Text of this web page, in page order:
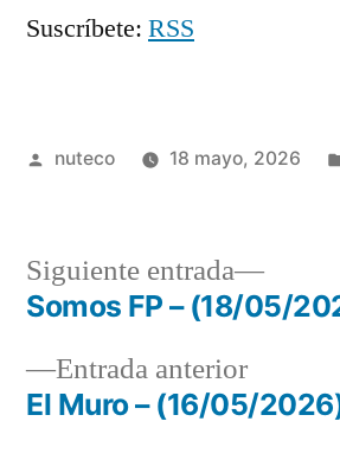
Suscríbete: RSS
Publicada
nuteco 18 mayo, 2026
Navegación
de
entradas
Entrada anteriorEntrada
El Muro – (16/05/
Siguiente entrada
Somos FP – (18/05/